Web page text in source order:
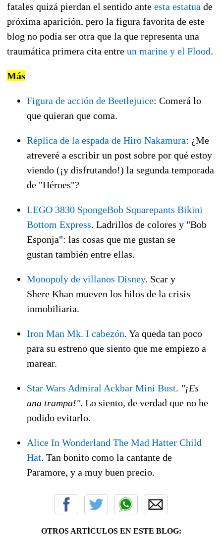
fatales quizá pierdan el sentido ante esta estatua de
próxima aparición, pero la figura favorita de este
blog no podía ser otra que la que representa una
traumática primera cita entre un marine y el Flood.
Más
Figura de acción de Beetlejuice: Comerá lo
que quieran que coma.
Réplica de la espada de Hiro Nakamura: ¿Me
atreveré a escribir un post sobre por qué estoy
viendo (¡y disfrutando!) la segunda temporada
de "Héroes"?
LEGO 3830 SpongeBob Squarepants Bikini
Bottom Express. Ladrillos de colores y "Bob
Esponja": las cosas que me gustan se
gustan también entre ellas.
Monopoly de villanos Disney. Scar y
Shere Khan mueven los hilos de la crisis
inmobiliaria.
Iron Man Mk. I cabezón. Ya queda tan poco
para su estreno que siento que me empiezo a
marear.
Star Wars Admiral Ackbar Mini Bust. "¡Es
una trampa!". Lo siento, de verdad que no he
podido evitarlo.
Alice In Wonderland The Mad Hatter Child
Hat. Tan bonito como la cantante de
Paramore, y a muy buen precio.
OTROS ARTÍCULOS EN ESTE BLOG: